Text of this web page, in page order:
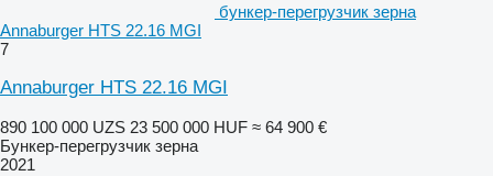
бункер-перегрузчик зерна
Annaburger HTS 22.16 MGI
7
Annaburger HTS 22.16 MGI
890 100 000 UZS 23 500 000 HUF ≈ 64 900 €
Бункер-перегрузчик зерна
2021